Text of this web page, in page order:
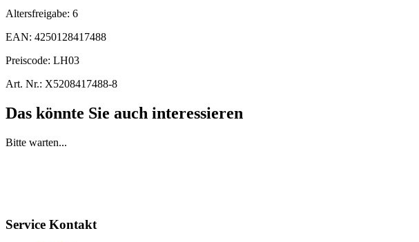
Altersfreigabe: 6
EAN: 4250128417488
Preiscode: LH03
Art. Nr.: X5208417488-8
Das könnte Sie auch interessieren
Bitte warten...
Service Kontakt